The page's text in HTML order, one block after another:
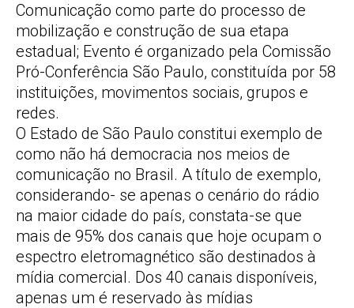
Comunicação como parte do processo de
mobilização e construção de sua etapa
estadual; Evento é organizado pela Comissão
Pró-Conferência São Paulo, constituída por 58
instituições, movimentos sociais, grupos e
redes.
O Estado de São Paulo constitui exemplo de
como não há democracia nos meios de
comunicação no Brasil. A título de exemplo,
considerando- se apenas o cenário do rádio
na maior cidade do país, constata-se que
mais de 95% dos canais que hoje ocupam o
espectro eletromagnético são destinados à
mídia comercial. Dos 40 canais disponíveis,
apenas um é reservado às mídias